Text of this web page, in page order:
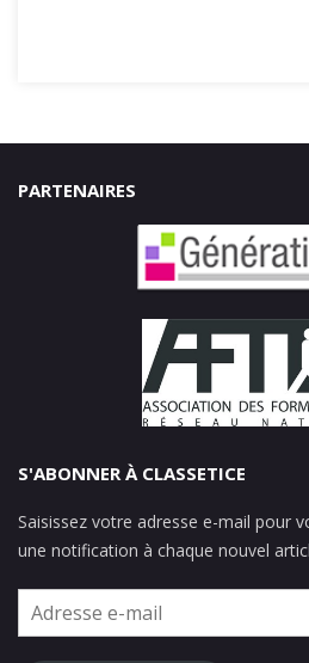
PARTENAIRES
S'ABONNER À CLASSETICE
Saisissez votre adresse e-mail pour
une notification à chaque nouvel
Adresse
e-